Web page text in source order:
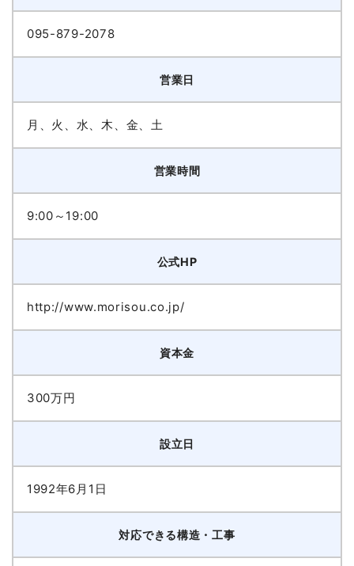
095-879-2078
営業日
月、火、水、木、金、土
営業時間
9:00～19:00
公式HP
http://www.morisou.co.jp/
資本金
300万円
設立日
1992年6月1日
対応できる構造・工事